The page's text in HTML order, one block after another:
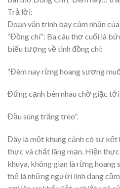
Trả lời:
Đoạn văn trình bày cảm nhận
“Đồng chí”: Ba câu thơ cuối là
biểu tượng về tình đồng chí:
“Đêm nay rừng hoang sương
Đứng cạnh bên nhau chờ giặc tới
Đầu súng trăng treo”.
Đây là một khung cảnh có sự kết
thực và chất lãng mạn. Hiện
khuya, không gian là rừng hoang
thể là những người lính đang